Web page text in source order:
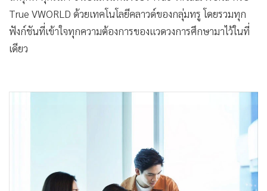
True VWORLD ด้วยเทคโนโลยีคลาวด์ของกลุ่มทรู โดยรวมทุก
ฟังก์ชันที่เข้าใจทุกความต้องการของแวดวงการศึกษามาไว้ในที่
เดียว